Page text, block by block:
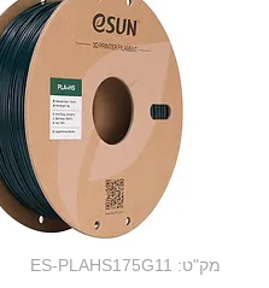
מק"ט: ES-PLAHS175G11